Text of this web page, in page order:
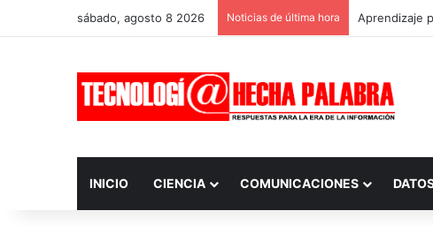
sábado, agosto 8 2026 Noticias de última hora Aprendizaje
INICIO CIENCIA COMUNICACIONES